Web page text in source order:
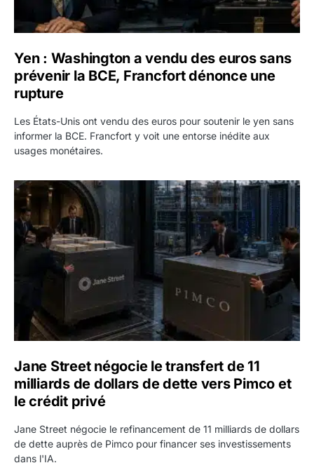
Yen : Washington a vendu des euros sans
prévenir la BCE, Francfort dénonce une
rupture
Les États-Unis ont vendu des euros pour soutenir le yen sans
informer la BCE. Francfort y voit une entorse inédite aux
usages monétaires.
Jane Street négocie le transfert de 11 milliards de
Jane Street négocie le transfert de 11
milliards de dollars de dette vers Pimco et
le crédit privé
Jane Street négocie le refinancement de 11 milliards de dollars
de dette auprès de Pimco pour financer ses investissements
dans l'IA.